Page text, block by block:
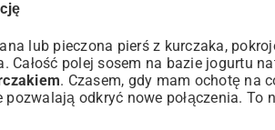
lub pieczona pierś z kurczaka,
Całość polej sosem na bazie jogurtu
. Czasem, gdy mam ochotę na
pozwalają odkryć nowe połączenia.